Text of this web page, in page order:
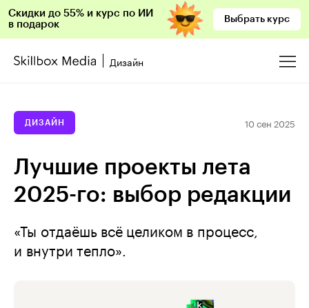
Скидки до 55% и курс по ИИ
в подарок
Выбрать курс
Дизайн
ДИЗАЙН 10 сен 2025
Лучшие проекты лета
2025-го: выбор редакции
«Ты отдаёшь всё целиком в процесс,
и внутри тепло».